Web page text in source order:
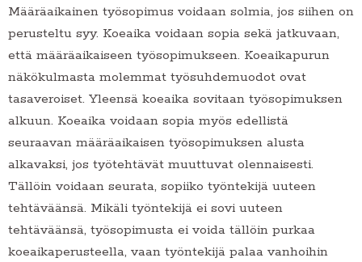
Määräaikainen työsopimus voidaan solmia, jos siihen on
perusteltu syy. Koeaika voidaan sopia sekä jatkuvaan,
että määräaikaiseen työsopimukseen. Koeaikapurun
näkökulmasta molemmat työsuhdemuodot ovat
tasaveroiset. Yleensä koeaika sovitaan työsopimuksen
alkuun. Koeaika voidaan sopia myös edellistä
seuraavan määräaikaisen työsopimuksen alusta
alkavaksi, jos työtehtävät muuttuvat olennaisesti.
Tällöin voidaan seurata, sopiiko työntekijä uuteen
tehtäväänsä. Mikäli työntekijä ei sovi uuteen
tehtäväänsä, työsopimusta ei voida tällöin purkaa
koeaikaperusteella, vaan työntekijä palaa vanhoihin